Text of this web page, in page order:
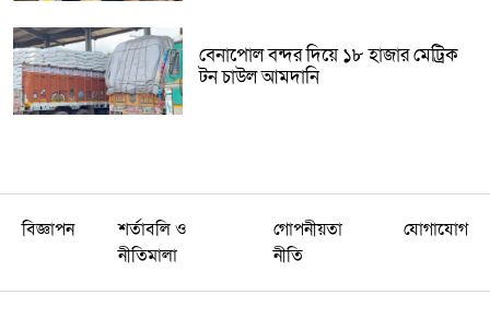
বেনাপোল বন্দর দিয়ে ১৮ হাজার মেট্রিক
টন চাউল আমদানি
বিজ্ঞাপন
শর্তাবলি ও
নীতিমালা
গোপনীয়তা
নীতি
যোগাযোগ